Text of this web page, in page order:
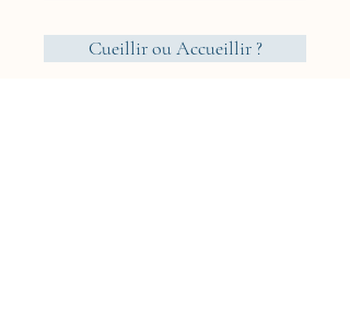
Cueillir ou Accueillir ?